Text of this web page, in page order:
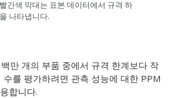
간색 막대는 표본 데이터에서 규격 하
나타냅니다.
만 개의 부품 중에서 규격 한계보다 작
수를 평가하려면 관측 성능에 대한 PPM
합니다.